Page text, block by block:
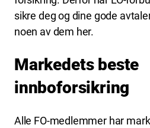
sikre deg og dine gode
noen av dem her.
Markedets beste
innboforsikring
Alle FO-medlemmer har